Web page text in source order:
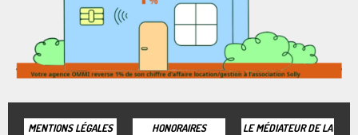
MENTIONS LÉGALES HONORAIRES
LE MÉDIATEUR DE LA